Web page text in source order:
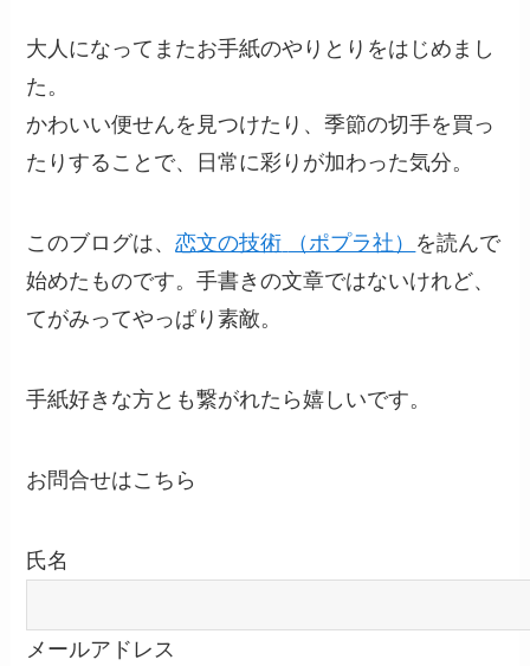
大人になってまたお手紙のやりとりをはじめまし
た。
かわいい便せんを見つけたり、季節の切手を買っ
たりすることで、日常に彩りが加わった気分。
このブログは、恋文の技術 （ポプラ社） を読んで
始めたものです。手書きの文章ではないけれど、
てがみってやっぱり素敵。
手紙好きな方とも繋がれたら嬉しいです。
お問合せはこちら
氏名
メールアドレス